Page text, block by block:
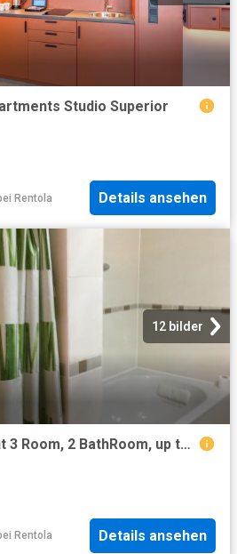
Studio Superior
Rentola Details ansehen
12 bilder
Full Apartment, bright 3 Room, 2 BathRoom, up to 8 ppl, by ICM Conf. Center, direct Metro 15 min to CityCenter/Oktoberfest, Parking, Balcony
Rentola Details ansehen